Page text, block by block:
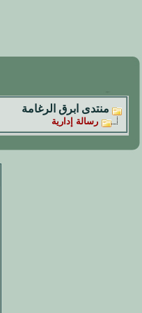
منتدى ابرق الرغامة
رسالة إدارية